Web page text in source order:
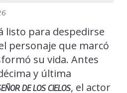
listo para despedirse
personaje que marcó
su vida. Antes
y última
DE LOS CIELOS, el actor